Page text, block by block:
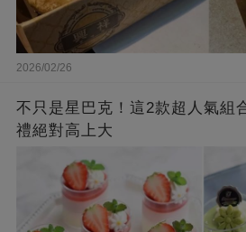
2026/02/26
不只是星巴克！這2款超人氣組
禮絕對高上大